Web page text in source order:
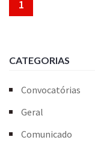
1
CATEGORIAS
Convocatórias
Geral
Comunicado